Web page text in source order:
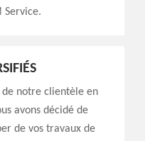
Service.
de notre clientèle en
avons décidé de
de vos travaux de